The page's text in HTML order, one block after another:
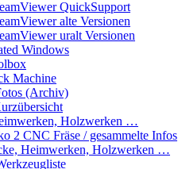
QuickSupport
alte Versionen
uralt Versionen
Windows
Machine
(Archiv)
Holzwerken …
2 CNC Fräse / gesammelte Infos
Heimwerken, Holzwerken …